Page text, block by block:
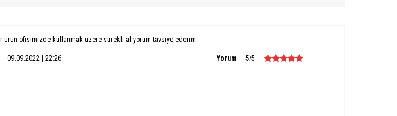
ürün ofisimizde kullanmak üzere sürekli alıyorum tavsiye ederim
09.09.2022 | 22:26 Yorum 5/5